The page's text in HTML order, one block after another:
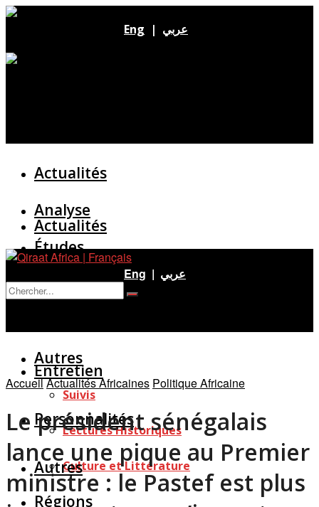
Eng | عربي
Actualités
Analyse
Études
Entretien
Autres
Suivis
Lectures Historiques
Culture et Littérature
Régions
Actualités
Entretien
Personnalités
Autres
Eng | عربي
AccueilActualités Africaines Politique Africaine
Le président sénégalais
lance une pique au Premier
ministre : le Pastef est plus